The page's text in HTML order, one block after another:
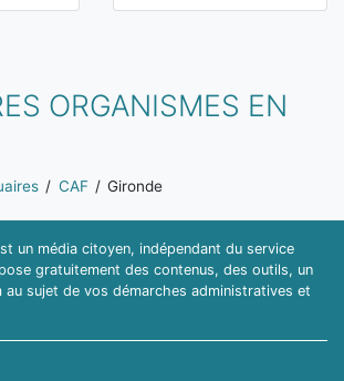
ORGANISMES EN
CAF Gironde
un média citoyen, indépendant du service
gratuitement des contenus, des outils, un
au sujet de vos démarches administratives et